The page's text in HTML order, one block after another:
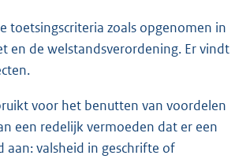
zoals opgenomen in
en de welstandsverordening. Er vindt
voor het benutten van voordelen
een redelijk vermoeden dat er een
valsheid in geschrifte of